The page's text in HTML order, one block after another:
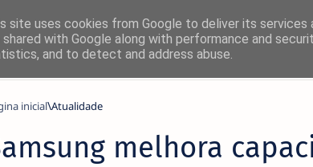
Não perca nada! 🚀
inicial Atualidade
melhora
site uses cookies from Google to deliver its services
shared with Google along with performance and
and to detect and address abuse.